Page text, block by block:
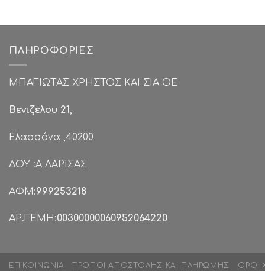
ΠΛΗΡΟΦΟΡΊΕΣ
ΜΠΑΓΙΩΤΑΣ ΧΡΗΣΤΟΣ ΚΑΙ ΣΙΑ ΟΕ
Βενιζελου 21,
Ελασσόνα ,40200
ΔΟΥ :Α ΛΑΡΙΣΑΣ
ΑΦΜ:999253218
ΑΡ.ΓΕΜΗ:00300000060952064220
ΕΠΙΚΟΙΝΩΝΊΑ ΤΡΌΠΟΙ ΑΠΟΣΤΟΛΉΣ ΚΑΙ ΠΛΗΡΩΜΉΣ ΌΡΟΙ